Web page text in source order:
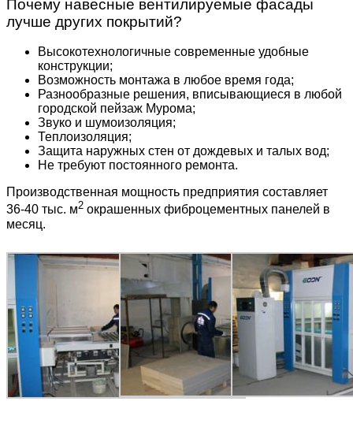
Почему навесные вентилируемые фасады
лучше других покрытий?
Высокотехнологичные современные удобные
конструкции;
Возможность монтажа в любое время года;
Разнообразные решения, вписывающиеся в любой
городской пейзаж Мурома;
Звуко и шумоизоляция;
Теплоизоляция;
Защита наружных стен от дождевых и талых вод;
Не требуют постоянного ремонта.
Производственная мощность предприятия составляет
36-40 тыс. м2 окрашенных фиброцементных панелей в
месяц.